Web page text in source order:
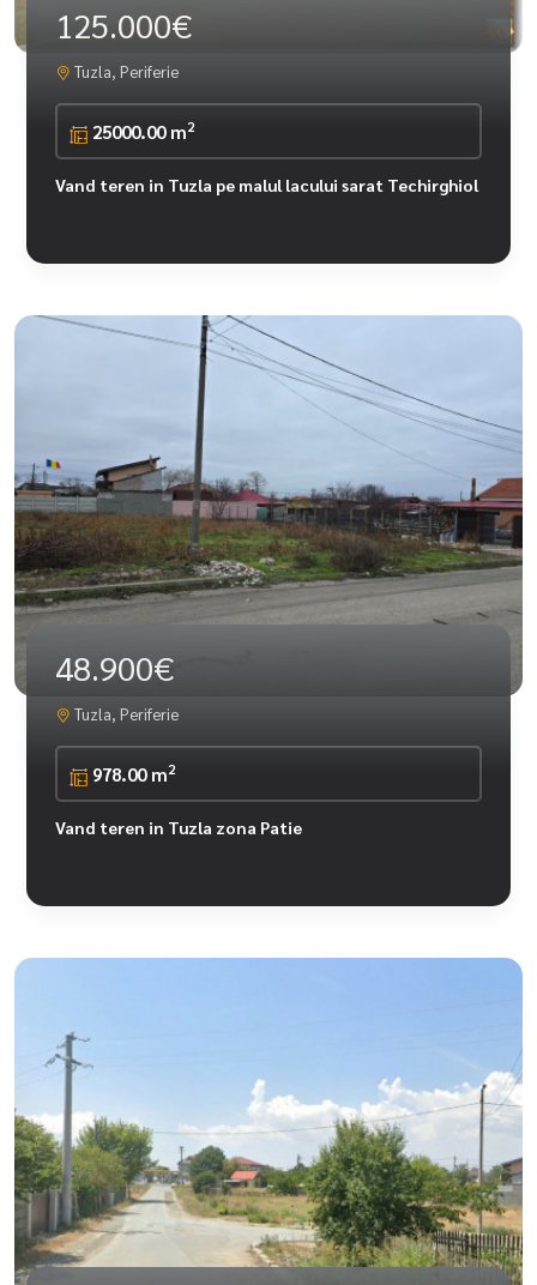
125.000€
Tuzla, Periferie
25000.00 m2
Vand teren in Tuzla pe malul lacului sarat Techirghiol
48.900€
Tuzla, Periferie
978.00 m2
Vand teren in Tuzla zona Patie